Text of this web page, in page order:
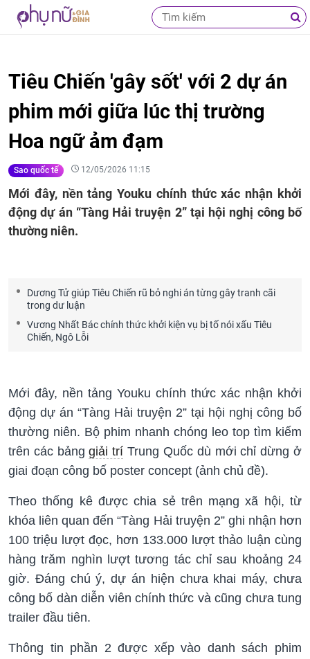
Tiêu Chiến 'gây sốt' với 2 dự án
phim mới giữa lúc thị trường
Hoa ngữ ảm đạm
Sao quốc tế 12/05/2026 11:15
Mới đây, nền tảng Youku chính thức xác nhận khởi
động dự án “Tàng Hải truyện 2” tại hội nghị công bố
thường niên.
Dương Tử giúp Tiêu Chiến rũ bỏ nghi án từng gây tranh cãi
trong dư luận
Vương Nhất Bác chính thức khởi kiện vụ bị tố nói xấu Tiêu
Chiến, Ngô Lỗi
Mới đây, nền tảng Youku chính thức xác nhận khởi
động dự án “Tàng Hải truyện 2” tại hội nghị công bố
thường niên. Bộ phim nhanh chóng leo top tìm kiếm
trên các bảnggiải trí Trung Quốc dù mới chỉ dừng ở
giai đoạn công bố poster concept (ảnh chủ đề).
Theo thống kê được chia sẻ trên mạng xã hội, từ
khóa liên quan đến “Tàng Hải truyện 2” ghi nhận hơn
100 triệu lượt đọc, hơn 133.000 lượt thảo luận cùng
hàng trăm nghìn lượt tương tác chỉ sau khoảng 24
giờ. Đáng chú ý, dự án hiện chưa khai máy, chưa
công bố dàn diễn viên chính thức và cũng chưa tung
trailer đầu tiên.
Thông tin phần 2 được xếp vào danh sách phim